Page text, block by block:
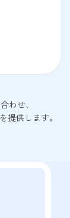
わせ、
提供します。